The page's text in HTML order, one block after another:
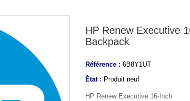
HP Renew Executive
Backpack
Référence : 6B8Y1UT
État : Produit neuf
HP Renew Executive 16-Inch